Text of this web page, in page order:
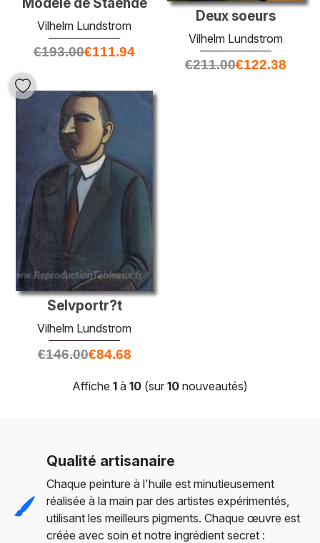
Modèle de Stående
Vilhelm Lundstrom
€193.00€111.94
Deux soeurs
Vilhelm Lundstrom
€211.00€122.38
Selvportr?t
Vilhelm Lundstrom
€146.00€84.68
Affiche 1 à 10 (sur 10 nouveautés)
Qualité artisanaire
Chaque peinture à l'huile est minutieusement
réalisée à la main par des artistes expérimentés,
utilisant les meilleurs pigments. Chaque œuvre est
créée avec soin et notre ingrédient secret :